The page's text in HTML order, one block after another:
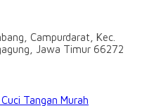
Campurdarat, Kec.
Jawa Timur 66272
Tangan Murah